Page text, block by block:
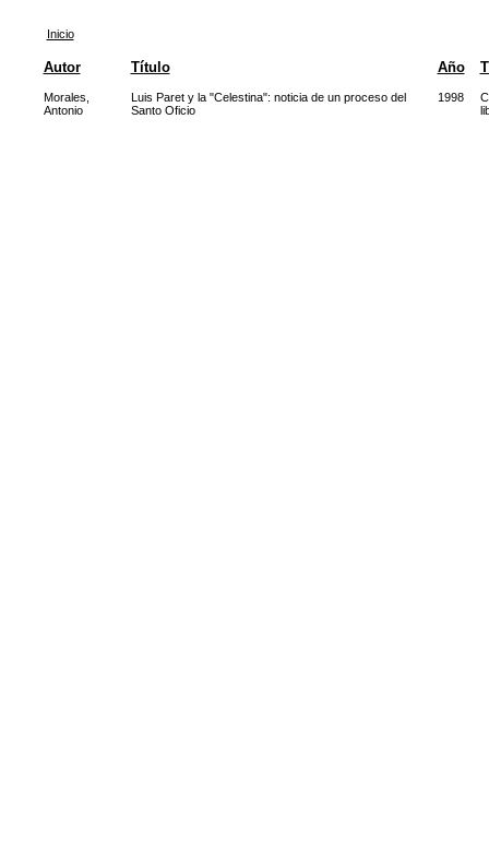
Inicio
Autor Título Año
Morales,
Antonio
Luis Paret y la "Celestina": noticia de un proceso del
Santo Oficio
1998